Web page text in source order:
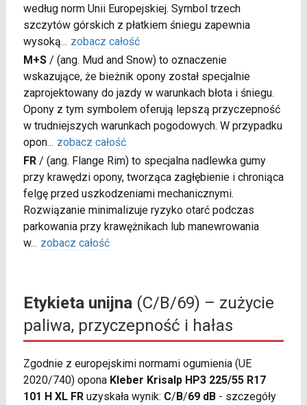
według norm Unii Europejskiej. Symbol trzech
szczytów górskich z płatkiem śniegu zapewnia
wysoką... zobacz całość
M+S/ (ang. Mud and Snow) to oznaczenie
wskazujące, że bieżnik opony został specjalnie
zaprojektowany do jazdy w warunkach błota i śniegu.
Opony z tym symbolem oferują lepszą przyczepność
w trudniejszych warunkach pogodowych. W przypadku
opon... zobacz całość
FR/ (ang. Flange Rim) to specjalna nadlewka gumy
przy krawędzi opony, tworząca zagłębienie i chroniąca
felgę przed uszkodzeniami mechanicznymi.
Rozwiązanie minimalizuje ryzyko otarć podczas
parkowania przy krawężnikach lub manewrowania
w... zobacz całość
Etykieta unijna(C/B/69) – zużycie
paliwa, przyczepność i hałas
Zgodnie z europejskimi normami ogumienia (UE
2020/740) opona Kleber Krisalp HP3 225/55 R17
101 H XL FRuzyskała wynik: C/B/69 dB- szczegóły